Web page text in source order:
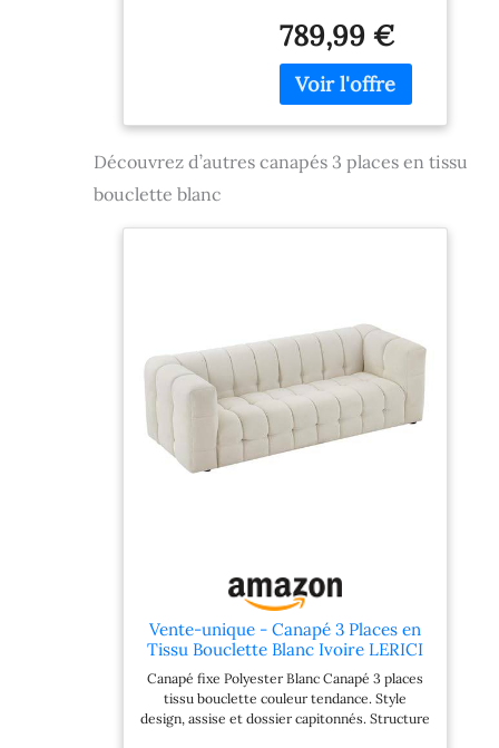
190 cm Densité
assise : 30kg/m3
Dimensions des
colis : 192 x 83 x 56
cm / 90 x 56 x 38
cm
789,99 €
Découvrez d’autres canapés 3 places en tissu
bouclette blanc
Vente-unique - Canapé 3 Places en
Tissu Bouclette Blanc Ivoire LERICI
Canapé fixe Polyester Blanc Canapé 3 places
tissu bouclette couleur tendance. Style
design, assise et dossier capitonnés. Structure